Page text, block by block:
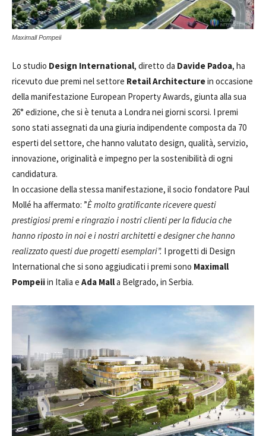
Maximall Pompeii
Lo studio Design International, diretto da Davide Padoa, ha
ricevuto due premi nel settore Retail Architecturein occasione
della manifestazione European Property Awards, giunta alla sua
26° edizione, che si è tenuta a Londra nei giorni scorsi. I premi
sono stati assegnati da una giuria indipendente composta da 70
esperti del settore, che hanno valutato design, qualità, servizio,
innovazione, originalità e impegno per la sostenibilità di ogni
candidatura.
In occasione della stessa manifestazione, il socio fondatore Paul
Mollé ha affermato: ”È molto gratificante ricevere questi
prestigiosi premi e ringrazio i nostri clienti per la fiducia che
hanno riposto in noi e i nostri architetti e designer che hanno
realizzato questi due progetti esemplari”. I progetti di Design
International che si sono aggiudicati i premi sono Maximall
Pompeiiin Italia e Ada Malla Belgrado, in Serbia.